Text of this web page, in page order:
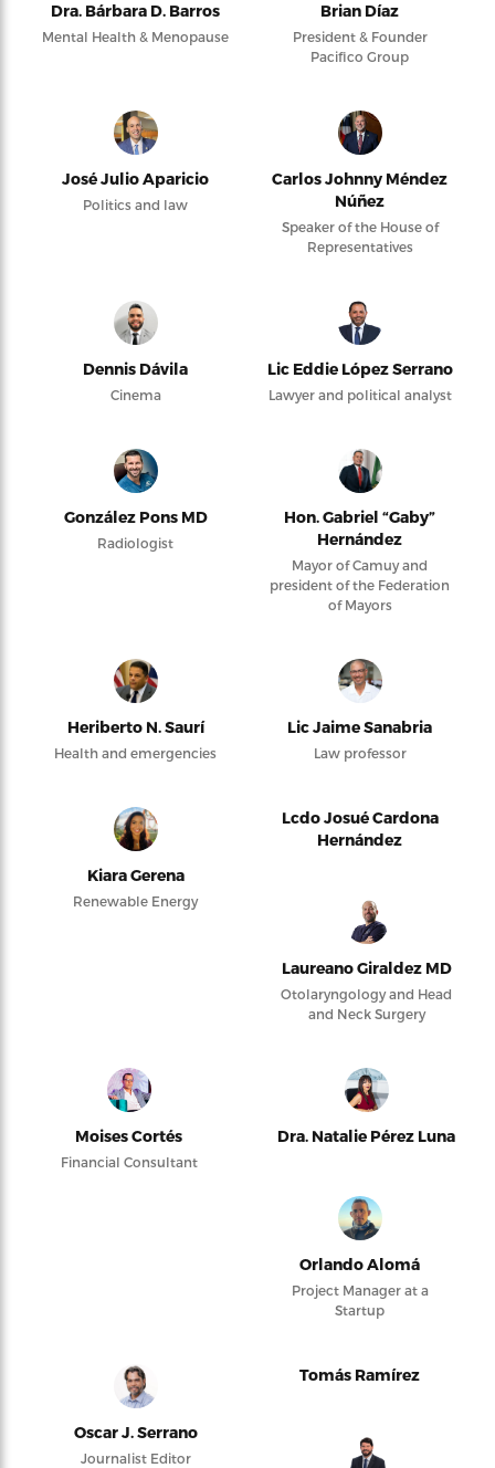
Dra. Bárbara D. Barros
Mental Health & Menopause
Brian Díaz
President & Founder
Pacifico Group
José Julio Aparicio
Politics and law
Carlos Johnny Méndez
Núñez
Speaker of the House of
Representatives
Dennis Dávila
Cinema
Lic Eddie López Serrano
Lawyer and political analyst
González Pons MD
Radiologist
Hon. Gabriel “Gaby”
Hernández
Mayor of Camuy and
president of the Federation
of Mayors
Heriberto N. Saurí
Health and emergencies
Lic Jaime Sanabria
Law professor
Kiara Gerena
Renewable Energy
Lcdo Josué Cardona
Hernández
Laureano Giraldez MD
Otolaryngology and Head
and Neck Surgery
Moises Cortés
Financial Consultant
Dra. Natalie Pérez Luna
Orlando Alomá
Project Manager at a
Startup
Oscar J. Serrano
Journalist Editor
Tomás Ramírez